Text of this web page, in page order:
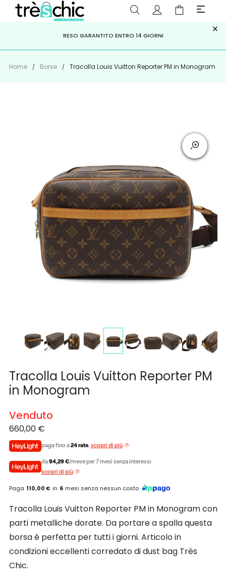
PAGA A RATE CONKLARNA,HEYLIGHT, APPAGO
ISCRIVITI ALLA NEWSLETTER PER NON PERDERE SCONTI E
OFFERTE IMPERDIBILI!
RESO GARANTITO ENTRO 14 GIORNI ×
Home Borse Tracolla Louis Vuitton Reporter PM in Monogram
Tracolla Louis Vuitton Reporter PM
in Monogram
660,00 €
paga fino a24 rate, scopri di più
da94,29 €/mese per 7 mesi senza interessi
scopri di più
Paga 110,00 € in 6 mesi senza nessun costo
Venduto
Tracolla Louis Vuitton Reporter PM in Monogram con
parti metalliche dorate. Da portare a spalla questa
borsa è perfetta per tutti i giorni. Articolo in
condizioni eccellenti corredato di dust bag Très
Chic.